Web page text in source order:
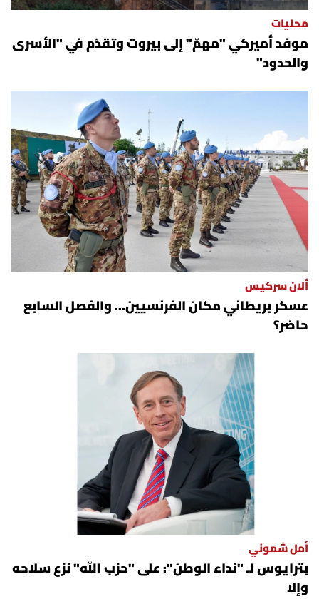
فصل من كتاب
اقرأ تضحك
كاميرا
سجالات
صحّة وصحن
الرياضة
منوّعات
حظّك اليوم
للتاريخ
فيديو
للتواصل معنا
شروط الاستخدام
شروط الإشتراك
Digital solutions by
محليات
موفد أميركي "مهمّ" إلى بيروت وتقدّم في "الأسرى
والحدود"
ألان سركيس
عسكر بريطاني مكان الفرنسيين... والفصل السابع
حاضر؟
أمل شموني
بترايوس لـ "نداء الوطن": على "حزب الله" نزع سلاحه
وإلا